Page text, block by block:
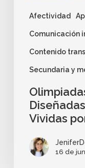
Afectividad
Comunicación
Contenido
Secundaria y
Vividas
16 de